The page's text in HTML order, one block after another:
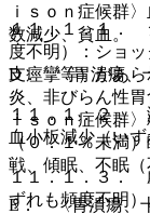
ｉｓｏｎ症候群
数減少、貧血。
D． 〈胃潰瘍、
炎、非びらん性
ｉｓｏｎ症候群
（０．１％未満
戦、傾眠、不眠
E． 〈胃潰瘍、
１１．１．１．
度不明）：ショ
支痙攣等）があ
１１．１．２．
血小板減少（いず
１１．１．３．
ずれも頻度不明）